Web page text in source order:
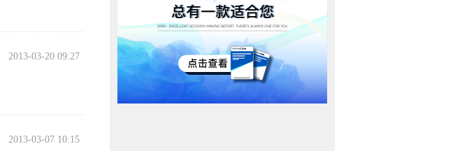
2013-03-20 09:27
2013-03-07 10:15